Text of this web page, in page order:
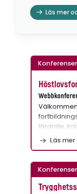
Läs mer
Konferenser
lärande,
Läs
Konferenser